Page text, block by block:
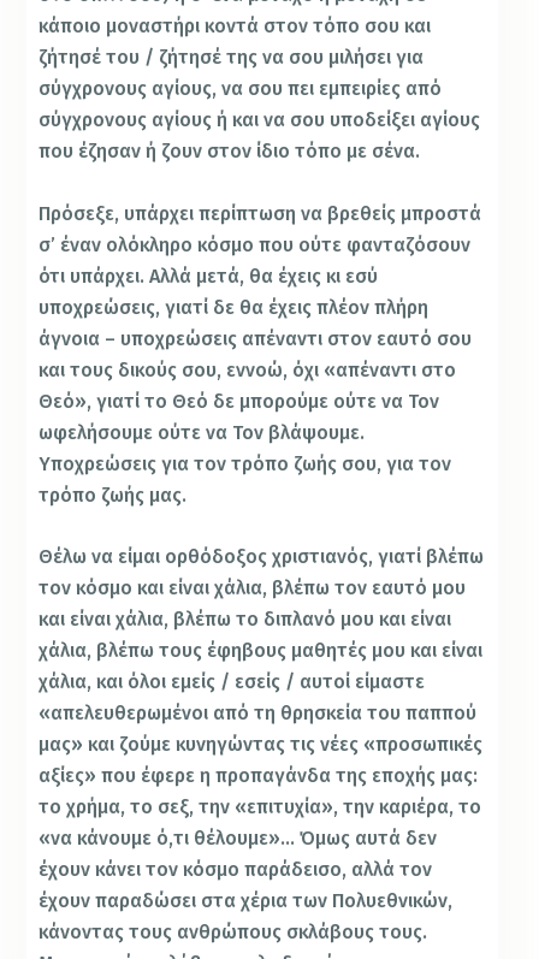
κάποιο μοναστήρι κοντά στον τόπο σου και
ζήτησέ του / ζήτησέ της να σου μιλήσει για
σύγχρονους αγίους, να σου πει εμπειρίες από
σύγχρονους αγίους ή και να σου υποδείξει αγίους
που έζησαν ή ζουν στον ίδιο τόπο με σένα.
Πρόσεξε, υπάρχει περίπτωση να βρεθείς μπροστά
σ’ έναν ολόκληρο κόσμο που ούτε φανταζόσουν
ότι υπάρχει. Αλλά μετά, θα έχεις κι εσύ
υποχρεώσεις, γιατί δε θα έχεις πλέον πλήρη
άγνοια – υποχρεώσεις απέναντι στον εαυτό σου
και τους δικούς σου, εννοώ, όχι «απέναντι στο
Θεό», γιατί το Θεό δε μπορούμε ούτε να Τον
ωφελήσουμε ούτε να Τον βλάψουμε.
Υποχρεώσεις για τον τρόπο ζωής σου, για τον
τρόπο ζωής μας.
Θέλω να είμαι ορθόδοξος χριστιανός, γιατί βλέπω
τον κόσμο και είναι χάλια, βλέπω τον εαυτό μου
και είναι χάλια, βλέπω το διπλανό μου και είναι
χάλια, βλέπω τους έφηβους μαθητές μου και είναι
χάλια, και όλοι εμείς / εσείς / αυτοί είμαστε
«απελευθερωμένοι από τη θρησκεία του παππού
μας» και ζούμε κυνηγώντας τις νέες «προσωπικές
αξίες» που έφερε η προπαγάνδα της εποχής μας:
το χρήμα, το σεξ, την «επιτυχία», την καριέρα, το
«να κάνουμε ό,τι θέλουμε»… Όμως αυτά δεν
έχουν κάνει τον κόσμο παράδεισο, αλλά τον
έχουν παραδώσει στα χέρια των Πολυεθνικών,
κάνοντας τους ανθρώπους σκλάβους τους.